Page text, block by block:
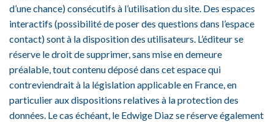
d’une chance) consécutifs à l’utilisation du site. Des espaces
interactifs (possibilité de poser des questions dans l’espace
contact) sont à la disposition des utilisateurs. L’éditeur se
réserve le droit de supprimer, sans mise en demeure
préalable, tout contenu déposé dans cet espace qui
contreviendrait à la législation applicable en France, en
particulier aux dispositions relatives à la protection des
données. Le cas échéant, le Edwige Diaz se réserve également